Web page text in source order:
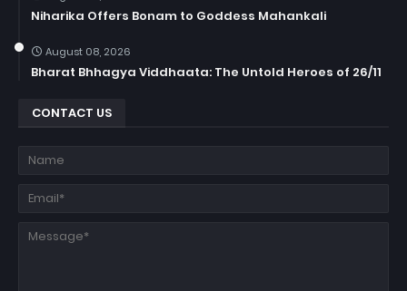
Niharika Offers Bonam to Goddess Mahankali
August 08, 2026
Bharat Bhhagya Viddhaata: The Untold Heroes of 26/11
CONTACT US